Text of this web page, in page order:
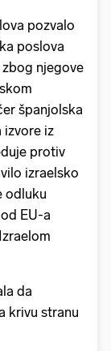
pozvalo
poslova
njegove
španjolska
izvore iz
protiv
izraelsko
odluku
EU-a
da
krivu stranu